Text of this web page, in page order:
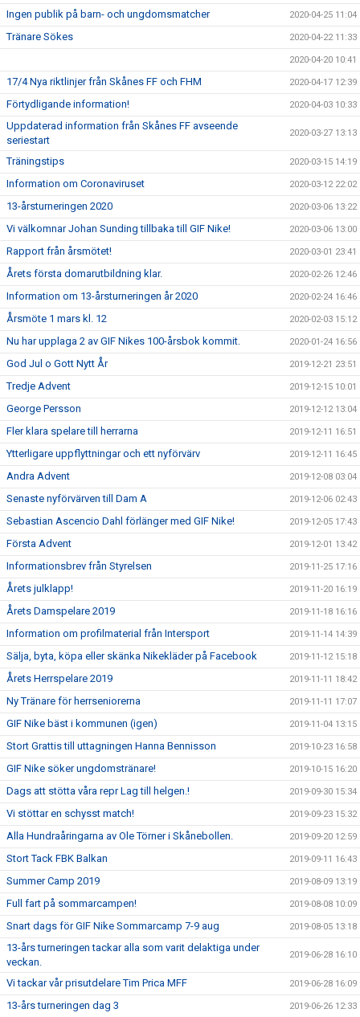
Ingen publik på barn- och ungdomsmatcher 2020-04-25 11:04
Tränare Sökes 2020-04-22 11:33
2020-04-20 10:41
17/4 Nya riktlinjer från Skånes FF och FHM 2020-04-17 12:39
Förtydligande information! 2020-04-03 10:33
Uppdaterad information från Skånes FF avseende
seriestart
2020-03-27 13:13
Träningstips 2020-03-15 14:19
Information om Coronaviruset 2020-03-12 22:02
13-årsturneringen 2020 2020-03-06 13:22
Vi välkomnar Johan Sunding tillbaka till GIF Nike! 2020-03-06 13:00
Rapport från årsmötet! 2020-03-01 23:41
Årets första domarutbildning klar. 2020-02-26 12:46
Information om 13-årsturneringen år 2020 2020-02-24 16:46
Årsmöte 1 mars kl. 12 2020-02-03 15:12
Nu har upplaga 2 av GIF Nikes 100-årsbok kommit. 2020-01-24 16:56
God Jul o Gott Nytt År 2019-12-21 23:51
Tredje Advent 2019-12-15 10:01
George Persson 2019-12-12 13:04
Fler klara spelare till herrarna 2019-12-11 16:51
Ytterligare uppflyttningar och ett nyförvärv 2019-12-11 16:45
Andra Advent 2019-12-08 03:04
Senaste nyförvärven till Dam A 2019-12-06 02:43
Sebastian Ascencio Dahl förlänger med GIF Nike! 2019-12-05 17:43
Första Advent 2019-12-01 13:42
Informationsbrev från Styrelsen 2019-11-25 17:16
Årets julklapp! 2019-11-20 16:19
Årets Damspelare 2019 2019-11-18 16:16
Information om profilmaterial från Intersport 2019-11-14 14:39
Sälja, byta, köpa eller skänka Nikekläder på Facebook 2019-11-12 15:18
Årets Herrspelare 2019 2019-11-11 18:42
Ny Tränare för herrseniorerna 2019-11-11 17:07
GIF Nike bäst i kommunen (igen) 2019-11-04 13:15
Stort Grattis till uttagningen Hanna Bennisson 2019-10-23 16:58
GIF Nike söker ungdomstränare! 2019-10-15 16:20
Dags att stötta våra repr Lag till helgen.! 2019-09-30 15:34
Vi stöttar en schysst match! 2019-09-23 15:32
Alla Hundraåringarna av Ole Törner i Skånebollen. 2019-09-20 12:59
Stort Tack FBK Balkan 2019-09-11 16:43
Summer Camp 2019 2019-08-09 13:19
Full fart på sommarcampen! 2019-08-08 10:09
Snart dags för GIF Nike Sommarcamp 7-9 aug 2019-08-05 13:18
13-års turneringen tackar alla som varit delaktiga under
veckan.
2019-06-28 16:10
Vi tackar vår prisutdelare Tim Prica MFF 2019-06-28 16:09
13-års turneringen dag 3 2019-06-26 12:33